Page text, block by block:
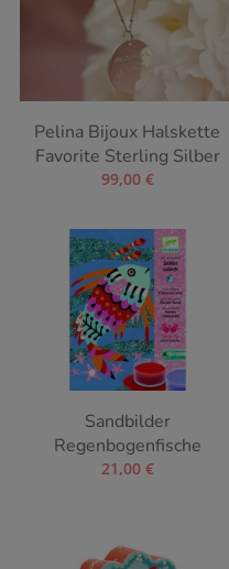
Pelina Bijoux Halskette
Favorite Sterling Silber
99,00 €
Sandbilder
Regenbogenfische
21,00 €